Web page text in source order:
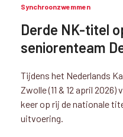
Synchroonzwemmen
Derde NK-titel
seniorenteam
Tijdens het Nederlands
Zwolle (11 & 12 april
keer op rij de nationale
uitvoering.